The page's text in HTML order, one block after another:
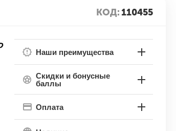
КОД:110455
Наши преимущества
Скидки и бонусные
баллы
Оплата